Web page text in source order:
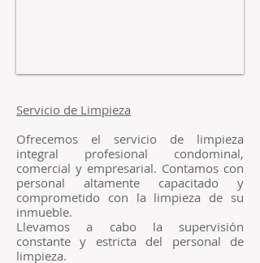
Servicio de Limpieza
Ofrecemos el servicio de limpieza
integral profesional condominal,
comercial y empresarial. Contamos con
personal altamente capacitado y
comprometido con la limpieza de su
inmueble.
Llevamos a cabo la supervisión
constante y estricta del personal de
limpieza.